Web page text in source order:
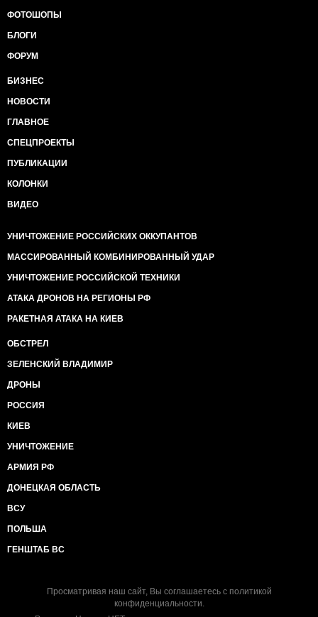
ФОТОШОПЫ
БЛОГИ
ФОРУМ
БИЗНЕС
НОВОСТИ
ГЛАВНОЕ
СПЕЦПРОЕКТЫ
ПУБЛИКАЦИИ
КОЛОНКИ
ВИДЕО
УНИЧТОЖЕНИЕ РОССИЙСКИХ ОККУПАНТОВ
МАССИРОВАННЫЙ КОМБИНИРОВАННЫЙ УДАР
УНИЧТОЖЕНИЕ РОССИЙСКОЙ ТЕХНИКИ
АТАКА ДРОНОВ НА РЕГИОНЫ РФ
РАКЕТНАЯ АТАКА НА КИЕВ
ОБСТРЕЛ
ЗЕЛЕНСКИЙ ВЛАДИМИР
ДРОНЫ
РОССИЯ
КИЕВ
УНИЧТОЖЕНИЕ
АРМИЯ РФ
ДОНЕЦКАЯ ОБЛАСТЬ
ВСУ
ПОЛЬША
ГЕНШТАБ ВС
Просматривая наш сайт, Вы соглашаетесь с политикой
конфиденциальности.